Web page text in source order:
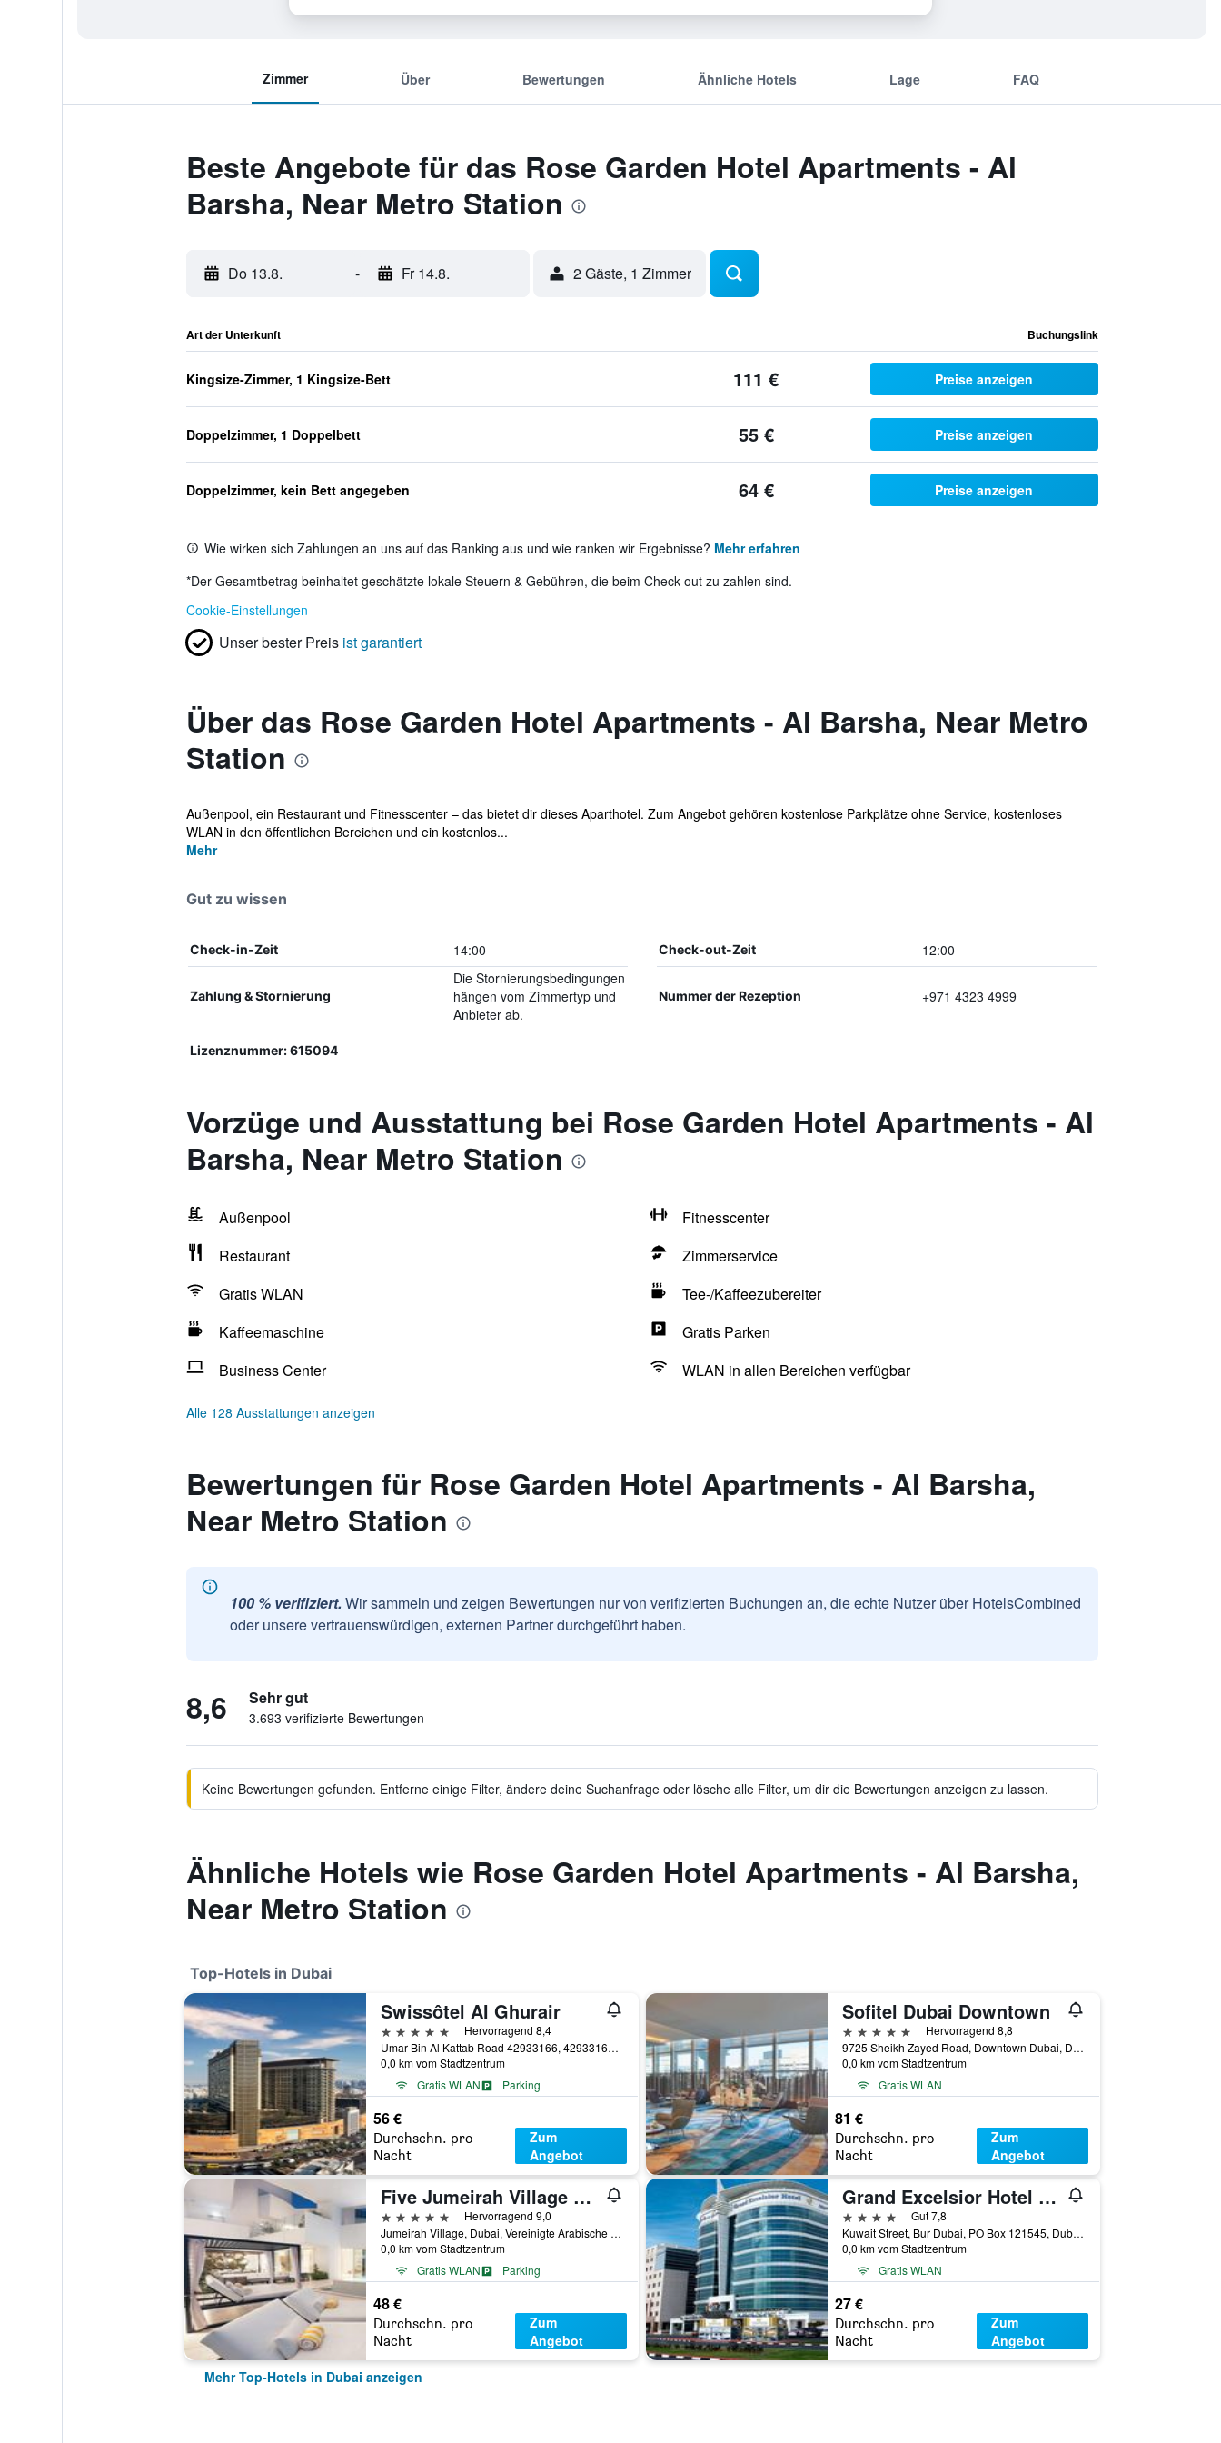
Zimmer Über Bewertungen Ähnliche Hotels Lage FAQ
Beste Angebote für das Rose Garden Hotel Apartments - Al
Barsha, Near Metro Station
Do 13.8. - Fr 14.8. 2 Gäste, 1 Zimmer
Art der Unterkunft Buchungslink
Kingsize-Zimmer, 1 Kingsize-Bett 111 € Preise anzeigen
Doppelzimmer, 1 Doppelbett 55 € Preise anzeigen
Doppelzimmer, kein Bett angegeben 64 € Preise anzeigen
Wie wirken sich Zahlungen an uns auf das Ranking aus und wie ranken wir Ergebnisse? Mehr erfahren
*Der Gesamtbetrag beinhaltet geschätzte lokale Steuern & Gebühren, die beim Check-out zu zahlen sind.
Cookie-Einstellungen
Unser bester Preis ist garantiert
Über das Rose Garden Hotel Apartments - Al Barsha, Near Metro
Station
Außenpool, ein Restaurant und Fitnesscenter – das bietet dir dieses Aparthotel. Zum Angebot gehören kostenlose Parkplätze ohne Service, kostenloses
WLAN in den öffentlichen Bereichen und ein kostenlos...
Mehr
Gut zu wissen
Check-in-Zeit 14:00 Check-out-Zeit 12:00
Zahlung & Stornierung
Die Stornierungsbedingungen
hängen vom Zimmertyp und
Anbieter ab.
Nummer der Rezeption +971 4323 4999
Lizenznummer: 615094
Vorzüge und Ausstattung bei Rose Garden Hotel Apartments - Al
Barsha, Near Metro Station
Außenpool
Fitnesscenter
Restaurant
Zimmerservice
Gratis WLAN
Tee-/Kaffeezubereiter
Kaffeemaschine
Gratis Parken
Business Center
WLAN in allen Bereichen verfügbar
Alle 128 Ausstattungen anzeigen
Bewertungen für Rose Garden Hotel Apartments - Al Barsha,
Near Metro Station
100 % verifiziert. Wir sammeln und zeigen Bewertungen nur von verifizierten Buchungen an, die echte Nutzer über HotelsCombined
oder unsere vertrauenswürdigen, externen Partner durchgeführt haben.
8,6 Sehr gut
3.693 verifizierte Bewertungen
Keine Bewertungen gefunden. Entferne einige Filter, ändere deine Suchanfrage oder lösche alle Filter, um dir die Bewertungen anzeigen zu lassen.
Ähnliche Hotels wie Rose Garden Hotel Apartments - Al Barsha,
Near Metro Station
Top-Hotels in Dubai
Swissôtel Al Ghurair
5 Sterne
Hervorragend 8,4
Umar Bin Al Kattab Road 42933166, 42933166, Dubai, Vereinigte Arabische Emirate
0,0 km vom Stadtzentrum
Gratis WLAN
Parking
56 €
Durchschn. pro
Nacht
Zum
Angebot
Sofitel Dubai Downtown
5 Sterne
Hervorragend 8,8
9725 Sheikh Zayed Road, Downtown Dubai, Dubai, Dubai, Vereinigte Arabische Emirate
0,0 km vom Stadtzentrum
Gratis WLAN
81 €
Durchschn. pro
Nacht
Zum
Angebot
Five Jumeirah Village Dubai
5 Sterne
Hervorragend 9,0
Jumeirah Village, Dubai, Vereinigte Arabische Emirate
0,0 km vom Stadtzentrum
Gratis WLAN
Parking
48 €
Durchschn. pro
Nacht
Zum
Angebot
Grand Excelsior Hotel Bur Dubai
4 Sterne
Gut 7,8
Kuwait Street, Bur Dubai, PO Box 121545, Dubai, Vereinigte Arabische Emirate
0,0 km vom Stadtzentrum
Gratis WLAN
27 €
Durchschn. pro
Nacht
Zum
Angebot
Mehr Top-Hotels in Dubai anzeigen